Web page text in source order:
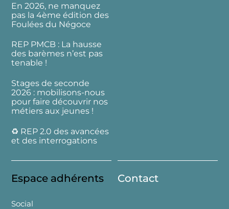
En 2026, ne manquez
pas la 4ème édition des
Foulées du Négoce
REP PMCB : La hausse
des barèmes n’est pas
tenable !
Stages de seconde
2026 : mobilisons-nous
pour faire découvrir nos
métiers aux jeunes !
♻️ REP 2.0 des avancées
et des interrogations
Espace adhérents
Social
Contact